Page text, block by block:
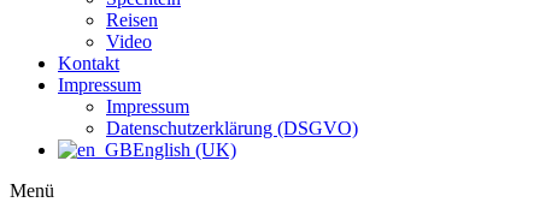
Reisen
Video
Kontakt
Impressum
Impressum
Datenschutzerklärung (DSGVO)
English (UK)
Menü